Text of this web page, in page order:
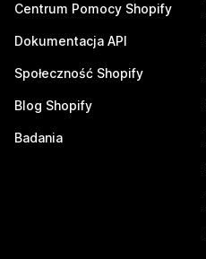
Centrum Pomocy Shopify
Dokumentacja API
Społeczność Shopify
Blog Shopify
Badania